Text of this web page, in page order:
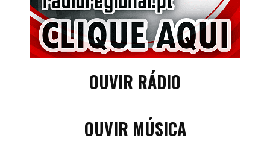
OUVIR RÁDIO
OUVIR MÚSICA